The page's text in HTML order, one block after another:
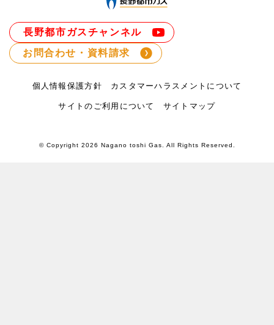
長野都市ガスチャンネル
お問合わせ・資料請求
個人情報保護方針 カスタマーハラスメントについて
サイトのご利用について サイトマップ
© Copyright 2026 Nagano toshi Gas. All Rights Reserved.